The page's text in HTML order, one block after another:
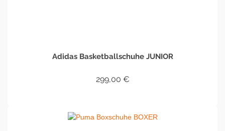
Adidas Basketballschuhe JUNIOR
299,00 €